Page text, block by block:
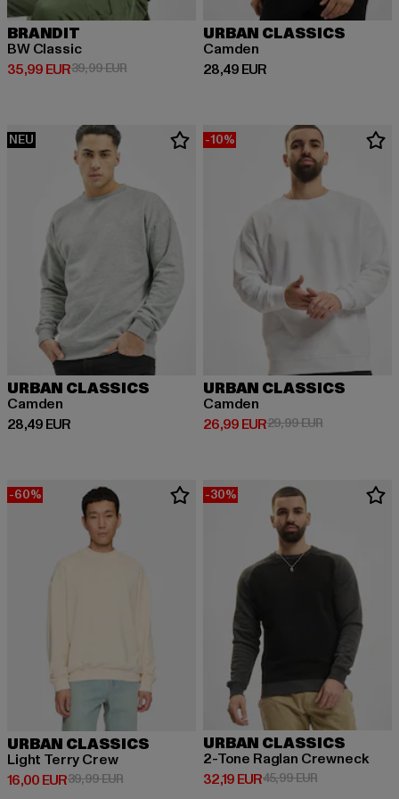
BRANDIT
BW Classic
35,99 EUR
Derzeitiger Preis: 35,99 EUR
39,99 EURAktionspreis: 39,99 EUR
URBAN CLASSICS
Camden
28,49 EUR
Derzeitiger Preis: 28,49 EUR
NEU
URBAN CLASSICS
Camden
28,49 EUR
Derzeitiger Preis: 28,49 EUR
-10%
URBAN CLASSICS
Camden
26,99 EUR
Derzeitiger Preis: 26,99 EUR
29,99 EURAktionspreis:
-60%
URBAN CLASSICS
Light Terry Crew
16,00 EUR
Derzeitiger Preis: 16,00 EUR
39,99 EURAktionspreis: 39,99 EUR
-30%
URBAN CLASSICS
2-Tone Raglan Crewneck
32,19 EUR
Derzeitiger Preis: 32,19 EUR
45,99 EURAktionspreis: